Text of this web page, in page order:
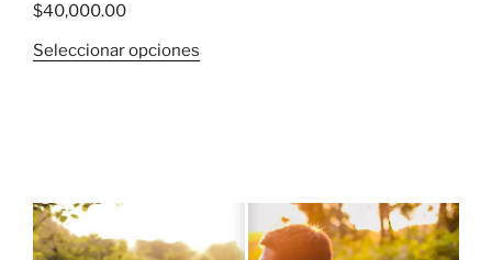
$40,000.00
Seleccionar opciones